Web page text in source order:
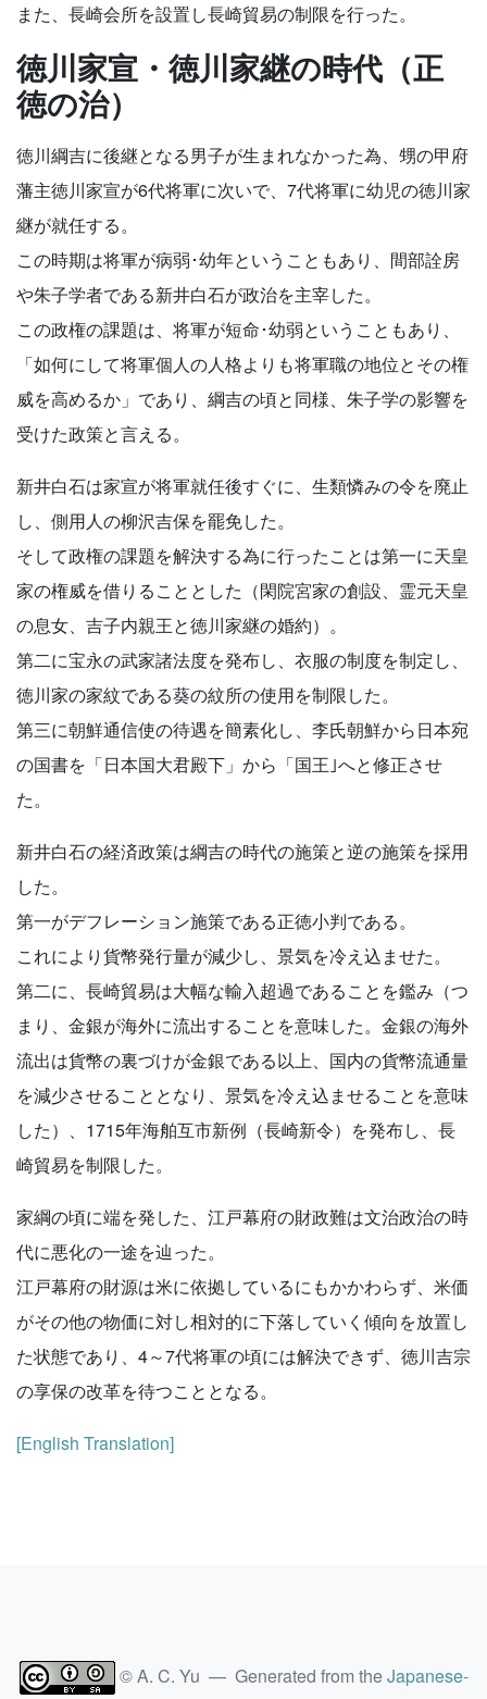
また、長崎会所を設置し長崎貿易の制限を行った。
徳川家宣・徳川家継の時代（正
徳の治）
徳川綱吉に後継となる男子が生まれなかった為、甥の甲府
藩主徳川家宣が6代将軍に次いで、7代将軍に幼児の徳川家
継が就任する。
この時期は将軍が病弱･幼年ということもあり、間部詮房
や朱子学者である新井白石が政治を主宰した。
この政権の課題は、将軍が短命･幼弱ということもあり、
「如何にして将軍個人の人格よりも将軍職の地位とその権
威を高めるか」であり、綱吉の頃と同様、朱子学の影響を
受けた政策と言える。
新井白石は家宣が将軍就任後すぐに、生類憐みの令を廃止
し、側用人の柳沢吉保を罷免した。
そして政権の課題を解決する為に行ったことは第一に天皇
家の権威を借りることとした（閑院宮家の創設、霊元天皇
の息女、吉子内親王と徳川家継の婚約）。
第二に宝永の武家諸法度を発布し、衣服の制度を制定し、
徳川家の家紋である葵の紋所の使用を制限した。
第三に朝鮮通信使の待遇を簡素化し、李氏朝鮮から日本宛
の国書を「日本国大君殿下」から「国王｣へと修正させ
た。
新井白石の経済政策は綱吉の時代の施策と逆の施策を採用
した。
第一がデフレーション施策である正徳小判である。
これにより貨幣発行量が減少し、景気を冷え込ませた。
第二に、長崎貿易は大幅な輸入超過であることを鑑み（つ
まり、金銀が海外に流出することを意味した。金銀の海外
流出は貨幣の裏づけが金銀である以上、国内の貨幣流通量
を減少させることとなり、景気を冷え込ませることを意味
した）、1715年海舶互市新例（長崎新令）を発布し、長
崎貿易を制限した。
家綱の頃に端を発した、江戸幕府の財政難は文治政治の時
代に悪化の一途を辿った。
江戸幕府の財源は米に依拠しているにもかかわらず、米価
がその他の物価に対し相対的に下落していく傾向を放置し
た状態であり、4～7代将軍の頃には解決できず、徳川吉宗
の享保の改革を待つこととなる。
[English Translation]
© A. C. Yu — Generated from theJapanese-